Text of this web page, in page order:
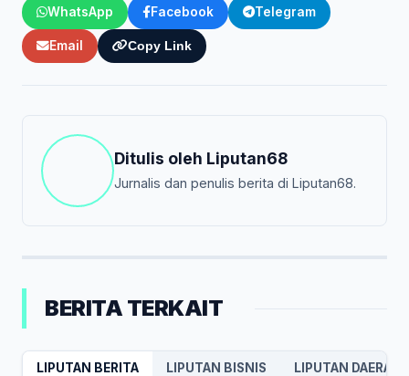
WhatsApp Facebook Telegram
Email Copy Link
Ditulis oleh Liputan68
Jurnalis dan penulis berita di Liputan68.
BERITA TERKAIT
LIPUTAN BERITA LIPUTAN BISNIS LIPUTAN DAERAH